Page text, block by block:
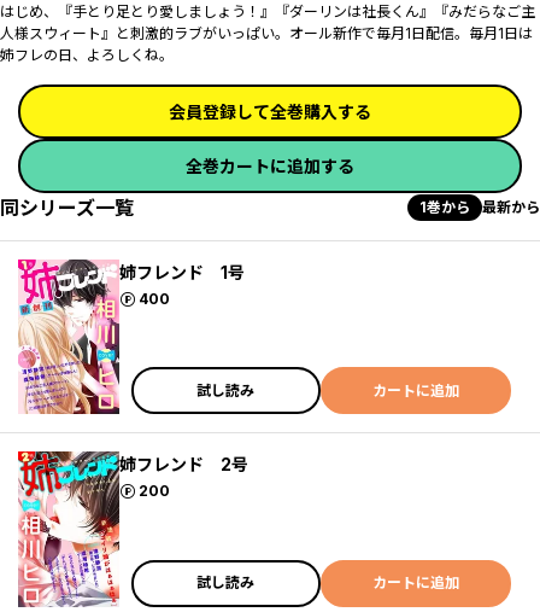
はじめ、『手とり足とり愛しましょう！』『ダーリンは社長くん』『みだらなご主
人様スウィート』と刺激的ラブがいっぱい。オール新作で毎月1日配信。毎月1日は
姉フレの日、よろしくね。
会員登録して全巻購入する
全巻カートに追加する
同シリーズ一覧 1巻から 最新から
姉フレンド 1号
400
ポイント
試し読み カートに追加
姉フレンド 2号
200
ポイント
試し読み カートに追加